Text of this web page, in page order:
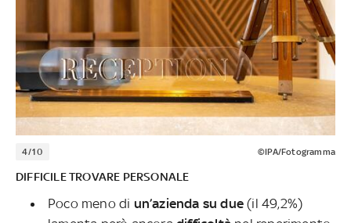
4/10 ©IPA/Fotogramma
DIFFICILE TROVARE PERSONALE
Poco meno di un’azienda su due(il 49,2%)